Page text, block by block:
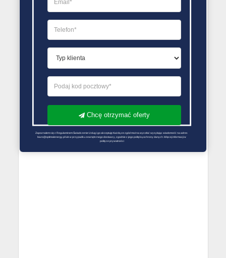
Chcę otrzymać oferty
Zapoznałem się z Regulaminem Świadczenie Usług i go akceptuję Każdą ze zgód można wycofać wysyłając wiadomość na adres
biuro@optimalenergy.pl lub w przypadku zewnętrznego dostawcy, zgodnie z jego polityką ochrony danych. Więcej informacji w
polityce prywatności